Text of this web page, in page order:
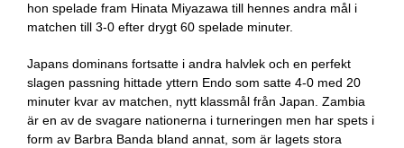
hon spelade fram Hinata Miyazawa till hennes andra mål i
matchen till 3-0 efter drygt 60 spelade minuter.
Japans dominans fortsatte i andra halvlek och en perfekt
slagen passning hittade yttern Endo som satte 4-0 med 20
minuter kvar av matchen, nytt klassmål från Japan. Zambia
är en av de svagare nationerna i turneringen men har spets i
form av Barbra Banda bland annat, som är lagets stora